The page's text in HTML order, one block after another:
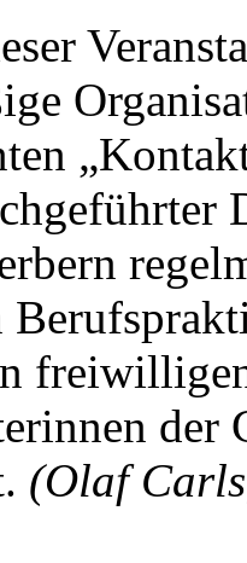
der
(Olaf